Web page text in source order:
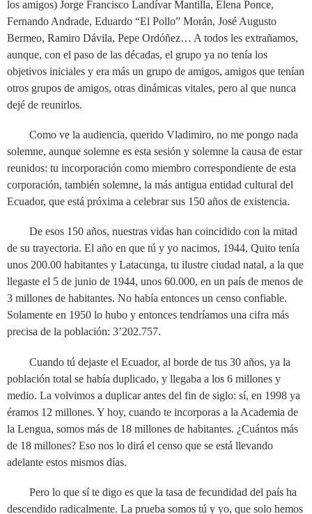
los amigos) Jorge Francisco Landívar Mantilla, Elena Ponce,
Fernando Andrade, Eduardo “El Pollo” Morán, José Augusto
Bermeo, Ramiro Dávila, Pepe Ordóñez… A todos les extrañamos,
aunque, con el paso de las décadas, el grupo ya no tenía los
objetivos iniciales y era más un grupo de amigos, amigos que tenían
otros grupos de amigos, otras dinámicas vitales, pero al que nunca
dejé de reunirlos.
Como ve la audiencia, querido Vladimiro, no me pongo nada
solemne, aunque solemne es esta sesión y solemne la causa de estar
reunidos: tu incorporación como miembro correspondiente de esta
corporación, también solemne, la más antigua entidad cultural del
Ecuador, que está próxima a celebrar sus 150 años de existencia.
De esos 150 años, nuestras vidas han coincidido con la mitad
de su trayectoria. El año en que tú y yo nacimos, 1944, Quito tenía
unos 200.00 habitantes y Latacunga, tu ilustre ciudad natal, a la que
llegaste el 5 de junio de 1944, unos 60.000, en un país de menos de
3 millones de habitantes. No había entonces un censo confiable.
Solamente en 1950 lo hubo y entonces tendríamos una cifra más
precisa de la población: 3’202.757.
Cuando tú dejaste el Ecuador, al borde de tus 30 años, ya la
población total se había duplicado, y llegaba a los 6 millones y
medio. La volvimos a duplicar antes del fin de siglo: sí, en 1998 ya
éramos 12 millones. Y hoy, cuando te incorporas a la Academia de
la Lengua, somos más de 18 millones de habitantes. ¿Cuántos más
de 18 millones? Eso nos lo dirá el censo que se está llevando
adelante estos mismos días.
Pero lo que sí te digo es que la tasa de fecundidad del país ha
descendido radicalmente. La prueba somos tú y yo, que solo hemos